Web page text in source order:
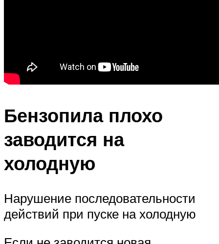
Бензопила плохо
заводится на
холодную
Нарушение последовательности
действий при пуске на холодную